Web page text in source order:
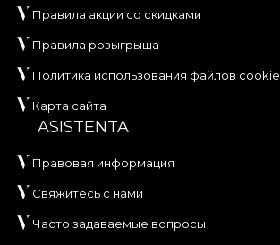
Правила акции со скидками
Правила розыгрыша
Политика использования файлов cookie
Карта сайта
ASISTENTA
Правовая информация
Свяжитесь с нами
Часто задаваемые вопросы